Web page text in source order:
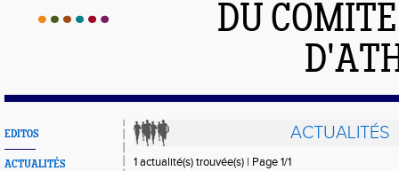
DU
EDITOS
ACTUALITÉS
ACTUALITÉS
1 actualité(s) trouvée(s) | Page 1/1